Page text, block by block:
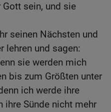
sein, und sie
seinen Nächsten und
lehren und sagen:
sie werden mich
bis zum Größten unter
ich werde ihre
ihre Sünde nicht mehr